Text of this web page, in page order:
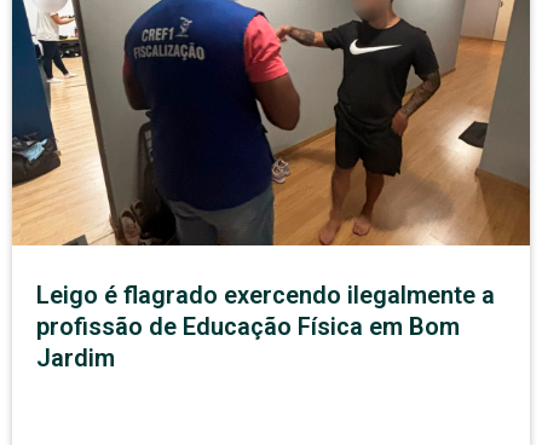
Leigo é flagrado exercendo ilegalmente a
profissão de Educação Física em Bom
Jardim